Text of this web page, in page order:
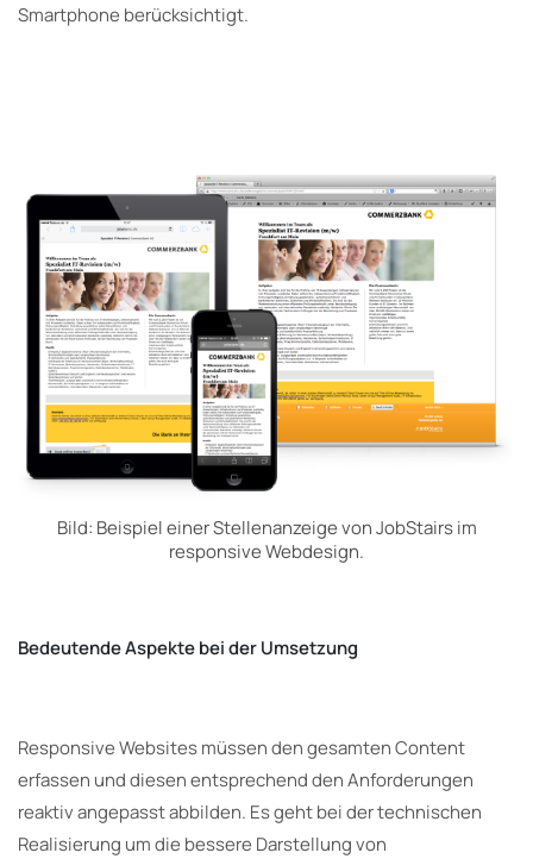
Smartphone berücksichtigt.
Bild: Beispiel einer Stellenanzeige von JobStairs im
responsive Webdesign.
Bedeutende Aspekte bei der Umsetzung
Responsive Websites müssen den gesamten Content
erfassen und diesen entsprechend den Anforderungen
reaktiv angepasst abbilden. Es geht bei der technischen
Realisierung um die bessere Darstellung von